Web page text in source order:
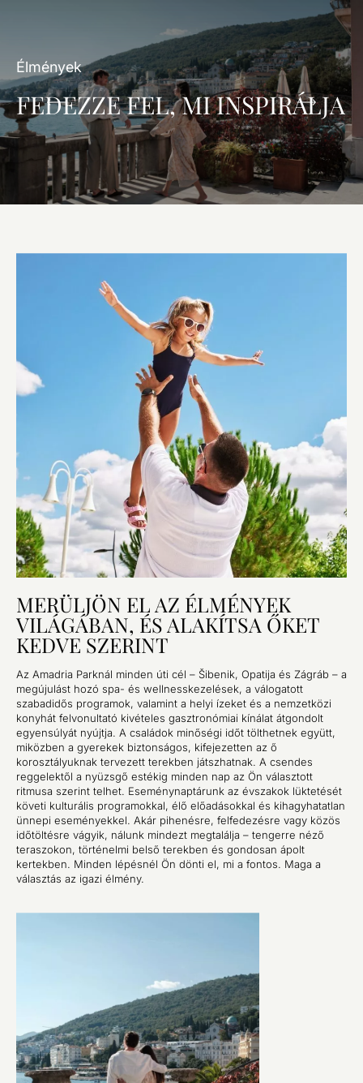
Élmények
FEDEZZE FEL, MI INSPIRÁLJA
MERÜLJÖN EL AZ ÉLMÉNYEK
VILÁGÁBAN, ÉS ALAKÍTSA ŐKET
KEDVE SZERINT
Az Amadria Parknál minden úti cél – Šibenik, Opatija és Zágráb – a
megújulást hozó spa- és wellnesskezelések, a válogatott
szabadidős programok, valamint a helyi ízeket és a nemzetközi
konyhát felvonultató kivételes gasztronómiai kínálat átgondolt
egyensúlyát nyújtja. A családok minőségi időt tölthetnek együtt,
miközben a gyerekek biztonságos, kifejezetten az ő
korosztályuknak tervezett terekben játszhatnak. A csendes
reggelektől a nyüzsgő estékig minden nap az Ön választott
ritmusa szerint telhet. Eseménynaptárunk az évszakok lüktetését
követi kulturális programokkal, élő előadásokkal és kihagyhatatlan
ünnepi eseményekkel. Akár pihenésre, felfedezésre vagy közös
időtöltésre vágyik, nálunk mindezt megtalálja – tengerre néző
teraszokon, történelmi belső terekben és gondosan ápolt
kertekben. Minden lépésnél Ön dönti el, mi a fontos. Maga a
választás az igazi élmény.